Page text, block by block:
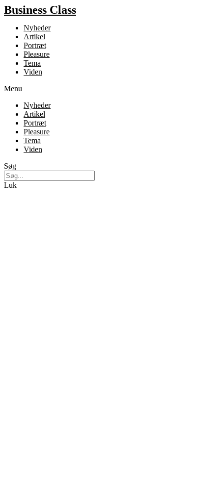
Business Class
Nyheder
Artikel
Portræt
Pleasure
Tema
Viden
Menu
Nyheder
Artikel
Portræt
Pleasure
Tema
Viden
Søg
Luk